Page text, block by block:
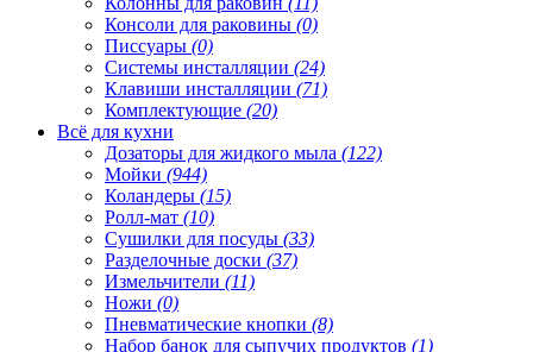
Консоли для раковины (0)
Писсуары (0)
Системы инсталляции (24)
Клавиши инсталляции (71)
Комплектующие (20)
Всё для кухни
Дозаторы для жидкого мыла (122)
Мойки (944)
Коландеры (15)
Ролл-мат (10)
Сушилки для посуды (33)
Разделочные доски (37)
Измельчители (11)
Ножи (0)
Пневматические кнопки (8)
Набор банок для сыпучих продуктов (1)